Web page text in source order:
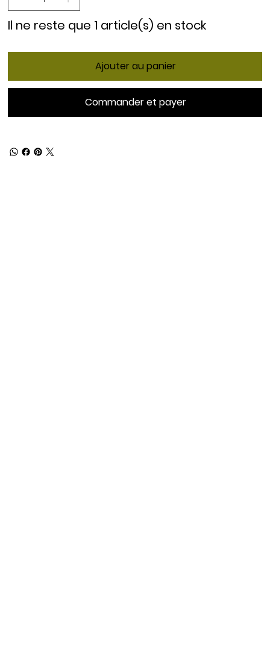
Il ne reste que 1 article(s) en stock
Ajouter au panier
Commander et payer